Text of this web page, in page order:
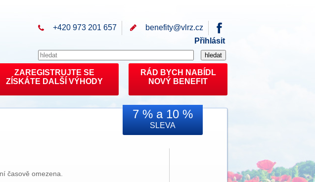
+420 973 201 657 benefity@vlrz.cz
Přihlásit
RÁD BYCH NABÍDL
NOVÝ BENEFIT
ZAREGISTRUJTE SE
ZÍSKÁTE DALŠÍ VÝHODY
7 % a 10 %
SLEVA
časově omezena.